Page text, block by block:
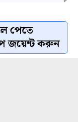
পেতে
জয়েন্ট করুন